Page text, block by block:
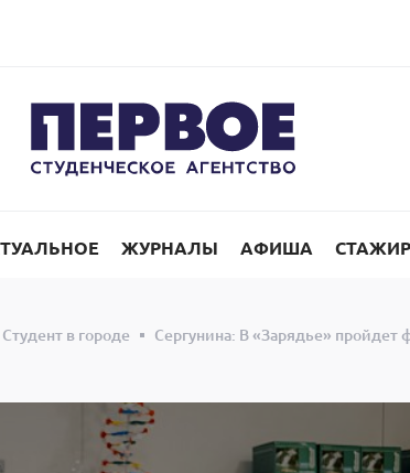
ЖУРНАЛЫ АФИША
Студент в городе Сергунина: В «Зарядье»